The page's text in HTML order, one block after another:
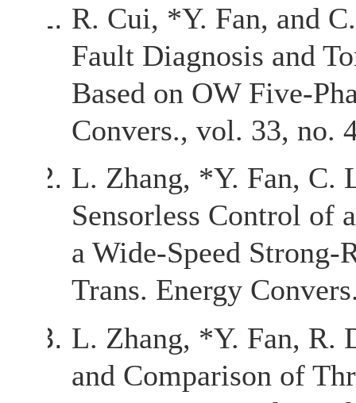
R. Cui, *Y. Fan, and
Fault Diagnosis and
Based on OW Five-
Convers., vol. 33, no.
L. Zhang, *Y. Fan, C.
Sensorless Control of
a Wide-Speed Strong-
Trans. Energy
L. Zhang, *Y. Fan, R.
and Comparison of